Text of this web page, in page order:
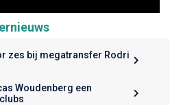
zes bij megatransfer Rodri
Woudenberg een